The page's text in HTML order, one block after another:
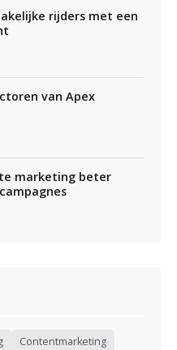
rijders met een
van Apex
marketing beter
Contentmarketing